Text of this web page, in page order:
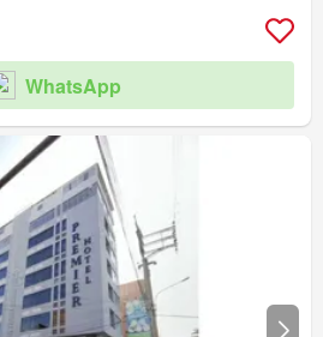
WhatsApp